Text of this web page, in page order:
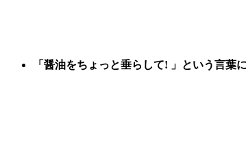
「醤油をちょっと垂らして! 」という言葉